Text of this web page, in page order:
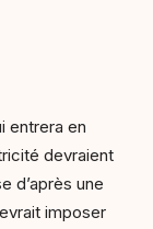
entrera en
devraient
d’après une
imposer